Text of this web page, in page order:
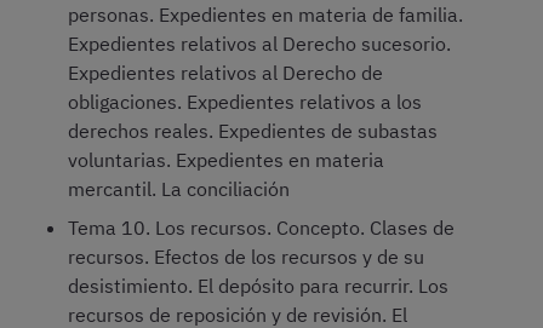
personas. Expedientes en materia de familia.
Expedientes relativos al Derecho sucesorio.
Expedientes relativos al Derecho de
obligaciones. Expedientes relativos a los
derechos reales. Expedientes de subastas
voluntarias. Expedientes en materia
mercantil. La conciliación
Tema 10. Los recursos. Concepto. Clases de
recursos. Efectos de los recursos y de su
desistimiento. El depósito para recurrir. Los
recursos de reposición y de revisión. El